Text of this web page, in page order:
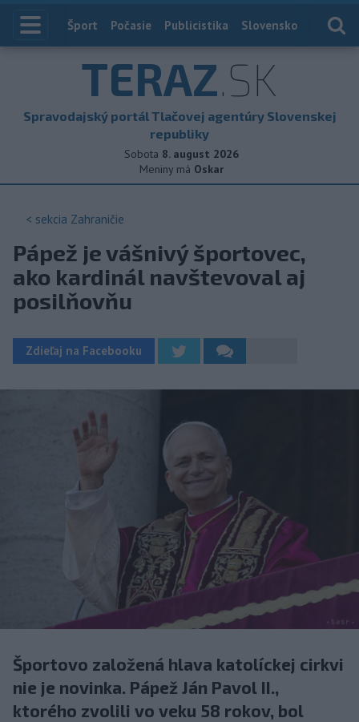
Index
Šport Počasie Publicistika Slovensko
TERAZ.SK
Spravodajský portál Tlačovej agentúry Slovenskej
republiky
Sobota 8. august 2026
Meniny má Oskar
< sekcia Zahraničie
Pápež je vášnivý športovec,
ako kardinál navštevoval aj
posilňovňu
Zdieľaj na Facebooku
Športovo založená hlava katolíckej cirkvi
nie je novinka. Pápež Ján Pavol II.,
ktorého zvolili vo veku 58 rokov, bol